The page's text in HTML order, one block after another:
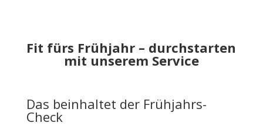
Fit fürs Frühjahr – durchstarten
mit unserem Service
Das beinhaltet der Frühjahrs-
Check